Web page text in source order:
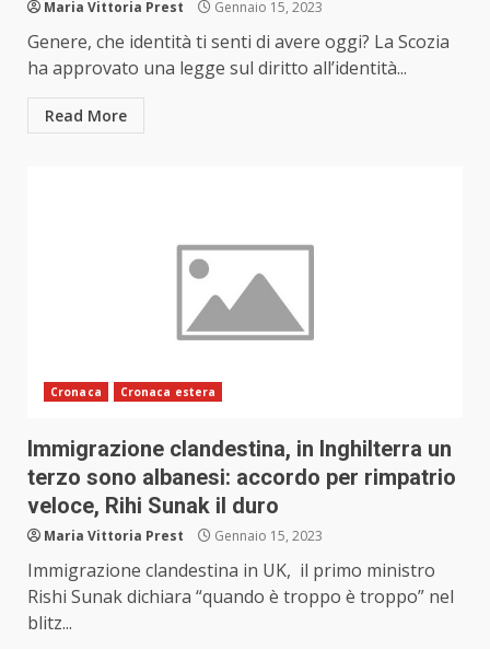
Maria Vittoria Prest Gennaio 15, 2023
Genere, che identità ti senti di avere oggi? La Scozia
ha approvato una legge sul diritto all’identità...
Read More
Cronaca Cronaca estera
Immigrazione clandestina, in Inghilterra un
terzo sono albanesi: accordo per rimpatrio
veloce, Rihi Sunak il duro
Maria Vittoria Prest Gennaio 15, 2023
Immigrazione clandestina in UK, il primo ministro
Rishi Sunak dichiara “quando è troppo è troppo” nel
blitz...